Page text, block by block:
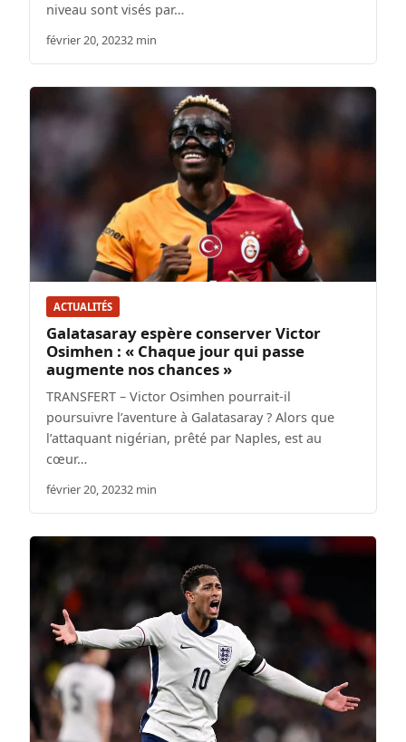
niveau sont visés par…
février 20, 20232 min
ACTUALITÉS
Galatasaray espère conserver Victor
Osimhen : « Chaque jour qui passe
augmente nos chances »
TRANSFERT – Victor Osimhen pourrait-il
poursuivre l’aventure à Galatasaray ? Alors que
l’attaquant nigérian, prêté par Naples, est au
cœur…
février 20, 20232 min